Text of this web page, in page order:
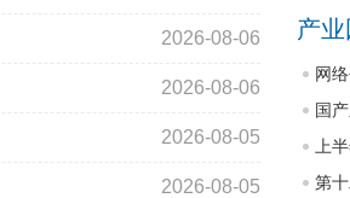
2026-08-06
2026-08-06
2026-08-05
2026-08-05
产
网
国
上
第